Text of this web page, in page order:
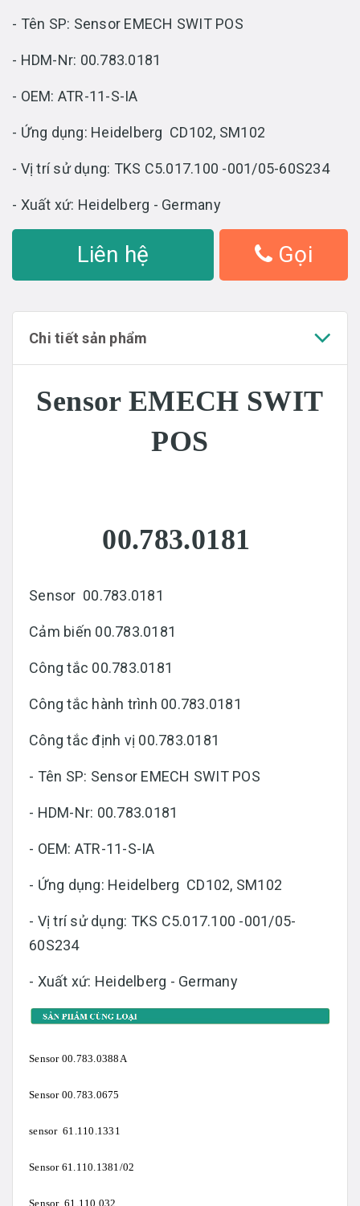
- Tên SP: Sensor EMECH SWIT POS
- HDM-Nr: 00.783.0181
- OEM: ATR-11-S-IA
- Ứng dụng: Heidelberg CD102, SM102
- Vị trí sử dụng: TKS C5.017.100 -001/05-60S234
- Xuất xứ: Heidelberg - Germany
Liên hệ Gọi
Chi tiết sản phẩm
Sensor EMECH SWIT
POS
00.783.0181
Sensor 00.783.0181
Cảm biến 00.783.0181
Công tắc 00.783.0181
Công tắc hành trình 00.783.0181
Công tắc định vị 00.783.0181
- Tên SP: Sensor EMECH SWIT POS
- HDM-Nr: 00.783.0181
- OEM: ATR-11-S-IA
- Ứng dụng: Heidelberg CD102, SM102
- Vị trí sử dụng: TKS C5.017.100 -001/05-
60S234
- Xuất xứ: Heidelberg - Germany
Sensor 00.783.0388A
Sensor 00.783.0675
sensor 61.110.1331
Sensor 61.110.1381/02
Sensor 61.110.032